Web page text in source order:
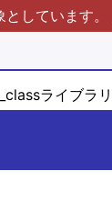
しています。
ライブラリ